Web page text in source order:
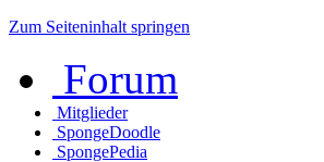
Zum Seiteninhalt springen
Forum
Mitglieder
SpongeDoodle
SpongePedia